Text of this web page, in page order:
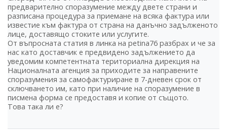
предварително споразумение между двете страни и
разписана процедура за приемане на всяка фактура или
известие към фактура от страна на данъчно задълженото
лице, доставящо стоките или услугите.
От въпросната статия в линка на petina76 разбрах и че за
нас като доставчик е предвидено задължението да
уведомим компетентната териториална дирекция на
Националната агенция за приходите за направените
споразумения за самофактуриране в 7-дневен срок от
сключването им, като при наличие на споразумение в
писмена форма се предоставя и копие от същото.
Това така ли е?